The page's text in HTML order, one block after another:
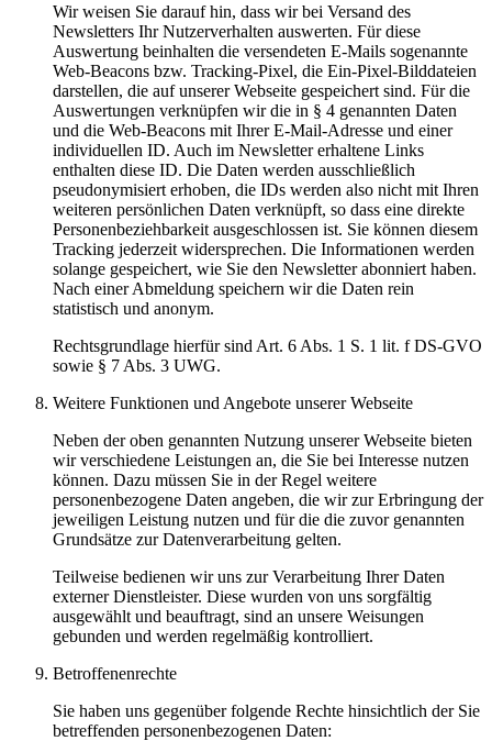
Wir weisen Sie darauf hin, dass wir bei Versand des
Newsletters Ihr Nutzerverhalten auswerten. Für diese
Auswertung beinhalten die versendeten E-Mails sogenannte
Web-Beacons bzw. Tracking-Pixel, die Ein-Pixel-Bilddateien
darstellen, die auf unserer Webseite gespeichert sind. Für die
Auswertungen verknüpfen wir die in § 4 genannten Daten
und die Web-Beacons mit Ihrer E-Mail-Adresse und einer
individuellen ID. Auch im Newsletter erhaltene Links
enthalten diese ID. Die Daten werden ausschließlich
pseudonymisiert erhoben, die IDs werden also nicht mit Ihren
weiteren persönlichen Daten verknüpft, so dass eine direkte
Personenbeziehbarkeit ausgeschlossen ist. Sie können diesem
Tracking jederzeit widersprechen. Die Informationen werden
solange gespeichert, wie Sie den Newsletter abonniert haben.
Nach einer Abmeldung speichern wir die Daten rein
statistisch und anonym.
Rechtsgrundlage hierfür sind Art. 6 Abs. 1 S. 1 lit. f DS-GVO
sowie § 7 Abs. 3 UWG.
Weitere Funktionen und Angebote unserer Webseite
Neben der oben genannten Nutzung unserer Webseite bieten
wir verschiedene Leistungen an, die Sie bei Interesse nutzen
können. Dazu müssen Sie in der Regel weitere
personenbezogene Daten angeben, die wir zur Erbringung der
jeweiligen Leistung nutzen und für die die zuvor genannten
Grundsätze zur Datenverarbeitung gelten.
Teilweise bedienen wir uns zur Verarbeitung Ihrer Daten
externer Dienstleister. Diese wurden von uns sorgfältig
ausgewählt und beauftragt, sind an unsere Weisungen
gebunden und werden regelmäßig kontrolliert.
Betroffenenrechte
Sie haben uns gegenüber folgende Rechte hinsichtlich der Sie
betreffenden personenbezogenen Daten: